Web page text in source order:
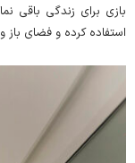
بازی برای زندگی باقی
استفاده کرده و فضای باز